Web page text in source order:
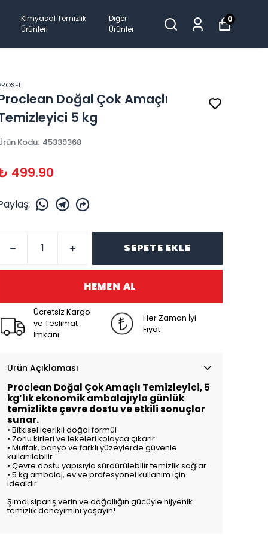
Kimyasal Temizlik
Ürünleri
Diğer
Ürünler
0
Doğal Çok Amaçlı
5 kg
Kodu: 45339368
499.90
:
SEPETE EKLE
HEMEN AL
Ücretsiz Kargo
ve Teslimat
İmkanı
Her Zaman İyi
Fiyat
Ürün Açıklaması
Proclean Doğal Çok Amaçlı Temizleyici, 5
kg’lık ekonomik ambalajıyla günlük
temizlikte çevre dostu ve etkili sonuçlar
sunar.
• Bitkisel içerikli doğal formül
• Zorlu kirleri ve lekeleri kolayca çıkarır
• Mutfak, banyo ve farklı yüzeylerde güvenle
kullanılabilir
• Çevre dostu yapısıyla sürdürülebilir temizlik sağlar
• 5 kg ambalaj, ev ve profesyonel kullanım için
idealdir
Şimdi sipariş verin ve doğallığın gücüyle hijyenik
temizlik deneyimini yaşayın!